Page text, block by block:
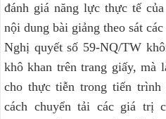
đánh giá năng lực thực tế
nội dung bài giảng theo sát
Nghị quyết số 59-NQ/TW
khô khan trên trang giấy, mà
cho thực tiễn trong tiến
cách chuyển tải các giá trị